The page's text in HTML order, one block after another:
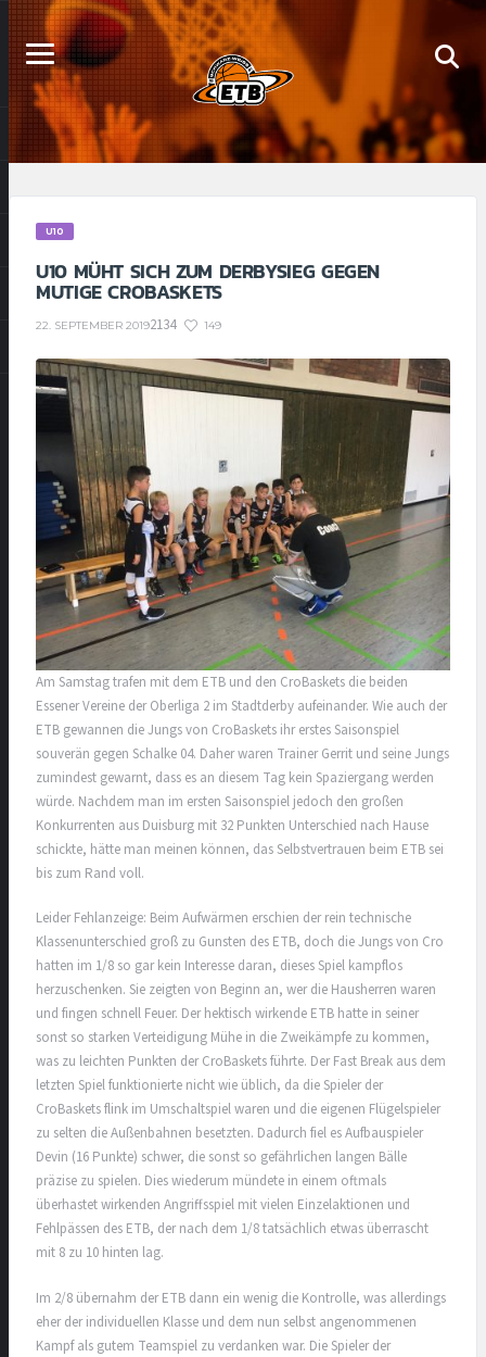
U10
U10 MÜHT SICH ZUM DERBYSIEG GEGEN
MUTIGE CROBASKETS
22. SEPTEMBER 20192134 149
Am Samstag trafen mit dem ETB und den CroBaskets die beiden
Essener Vereine der Oberliga 2 im Stadtderby aufeinander. Wie auch der
ETB gewannen die Jungs von CroBaskets ihr erstes Saisonspiel
souverän gegen Schalke 04. Daher waren Trainer Gerrit und seine Jungs
zumindest gewarnt, dass es an diesem Tag kein Spaziergang werden
würde. Nachdem man im ersten Saisonspiel jedoch den großen
Konkurrenten aus Duisburg mit 32 Punkten Unterschied nach Hause
schickte, hätte man meinen können, das Selbstvertrauen beim ETB sei
bis zum Rand voll.
Leider Fehlanzeige: Beim Aufwärmen erschien der rein technische
Klassenunterschied groß zu Gunsten des ETB, doch die Jungs von Cro
hatten im 1/8 so gar kein Interesse daran, dieses Spiel kampflos
herzuschenken. Sie zeigten von Beginn an, wer die Hausherren waren
und fingen schnell Feuer. Der hektisch wirkende ETB hatte in seiner
sonst so starken Verteidigung Mühe in die Zweikämpfe zu kommen,
was zu leichten Punkten der CroBaskets führte. Der Fast Break aus dem
letzten Spiel funktionierte nicht wie üblich, da die Spieler der
CroBaskets flink im Umschaltspiel waren und die eigenen Flügelspieler
zu selten die Außenbahnen besetzten. Dadurch fiel es Aufbauspieler
Devin (16 Punkte) schwer, die sonst so gefährlichen langen Bälle
präzise zu spielen. Dies wiederum mündete in einem oftmals
überhastet wirkenden Angriffsspiel mit vielen Einzelaktionen und
Fehlpässen des ETB, der nach dem 1/8 tatsächlich etwas überrascht
mit 8 zu 10 hinten lag.
Im 2/8 übernahm der ETB dann ein wenig die Kontrolle, was allerdings
eher der individuellen Klasse und dem nun selbst angenommenen
Kampf als gutem Teamspiel zu verdanken war. Die Spieler der